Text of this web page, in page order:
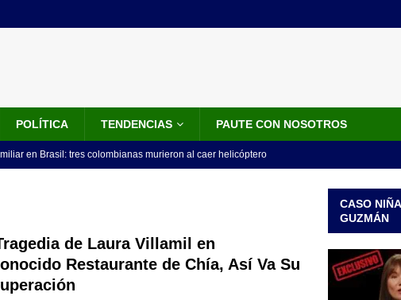
POLÍTICA TENDENCIAS PAUTE CON NOSOTROS
en Brasil: tres colombianas murieron al caer helicóptero
de De La Espriella: trasladan a 117 presos de alto perfil; estos
de Laura Villamil en
Restaurante de Chía, Así Va Su
CASO
GUZMÁN